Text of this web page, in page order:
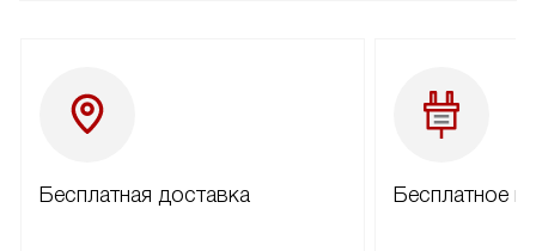
Бесплатная доставка Бесплатное